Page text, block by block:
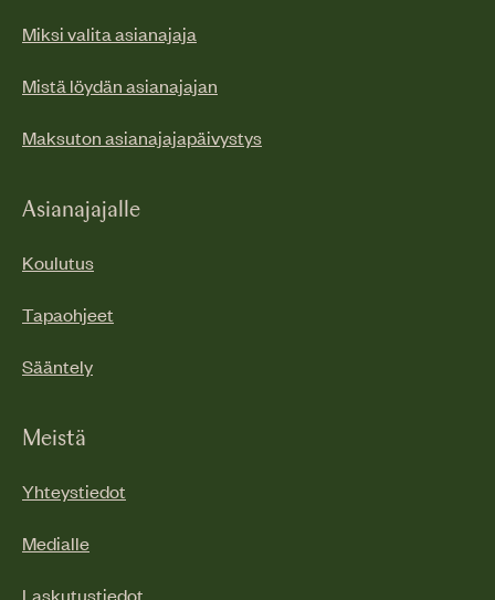
Miksi valita asianajaja
Mistä löydän asianajajan
Maksuton asianajajapäivystys
Asianajajalle
Koulutus
Tapaohjeet
Sääntely
Meistä
Yhteystiedot
Medialle
Laskutustiedot